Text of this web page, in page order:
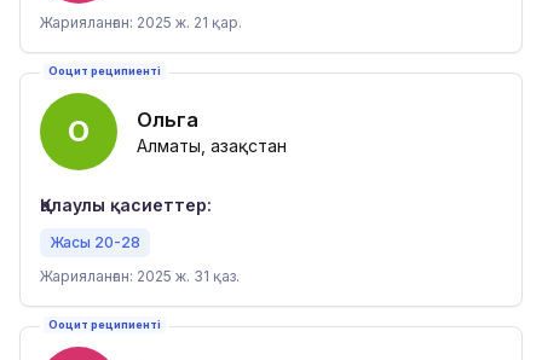
Жарияланған: 2025 ж. 21 қар.
Ооцит реципиенті
О Ольга
Алматы, Қазақстан
Қалаулы қасиеттер:
Жасы 20-28
Жарияланған: 2025 ж. 31 қаз.
Ооцит реципиенті